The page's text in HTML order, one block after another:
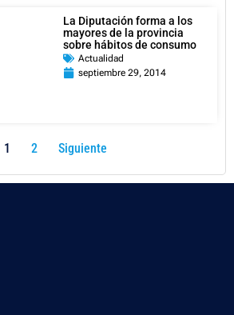
La Diputación forma a los
mayores de la provincia
sobre hábitos de consumo
Actualidad
septiembre 29, 2014
1 2 Siguiente